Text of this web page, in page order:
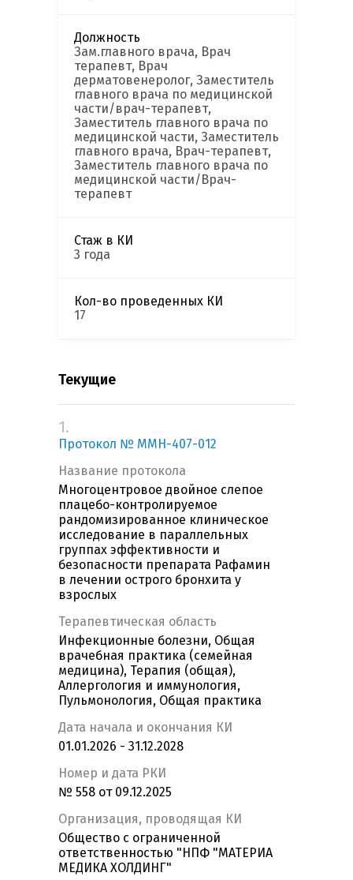
Должность
Зам.главного врача, Врач
терапевт, Врач
дерматовенеролог, Заместитель
главного врача по медицинской
части/врач-терапевт,
Заместитель главного врача по
медицинской части, Заместитель
главного врача, Врач-терапевт,
Заместитель главного врача по
медицинской части/Врач-
терапевт
Стаж в КИ
3 года
Кол-во проведенных КИ
17
Текущие
1.
Протокол № MMH-407-012
Название протокола
Многоцентровое двойное слепое
плацебо-контролируемое
рандомизированное клиническое
исследование в параллельных
группах эффективности и
безопасности препарата Рафамин
в лечении острого бронхита у
взрослых
Терапевтическая область
Инфекционные болезни, Общая
врачебная практика (семейная
медицина), Терапия (общая),
Аллергология и иммунология,
Пульмонология, Общая практика
Дата начала и окончания КИ
01.01.2026 - 31.12.2028
Номер и дата РКИ
№ 558 от 09.12.2025
Организация, проводящая КИ
Общество с ограниченной
ответственностью "НПФ "МАТЕРИА
МЕДИКА ХОЛДИНГ"